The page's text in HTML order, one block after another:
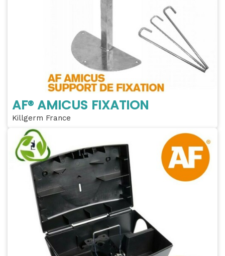
AF® AMICUS FIXATION
Killgerm France